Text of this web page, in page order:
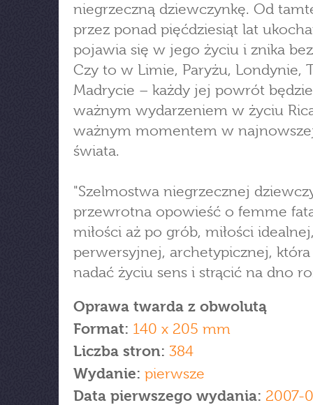
niegrzeczną dziewczynkę. Od
przez ponad pięćdziesiąt lat
pojawia się w jego życiu i znika
Czy to w Limie, Paryżu, Londynie,
Madrycie – każdy jej powrót będzie
ważnym wydarzeniem w życiu
ważnym momentem w
świata.
"Szelmostwa niegrzecznej
przewrotna opowieść o femme
miłości aż po grób, miłości
perwersyjnej, archetypicznej,
nadać życiu sens i strącić na dno
Oprawa twarda z obwolutą
Format: 140 x 205 mm
Liczba stron: 384
Wydanie: pierwsze
Data pierwszego wydania: 2007-